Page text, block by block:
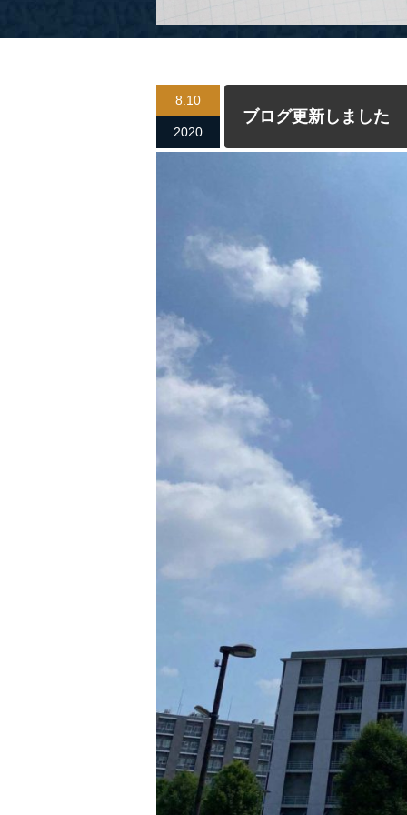
8.10
2020
ブログ更新しました